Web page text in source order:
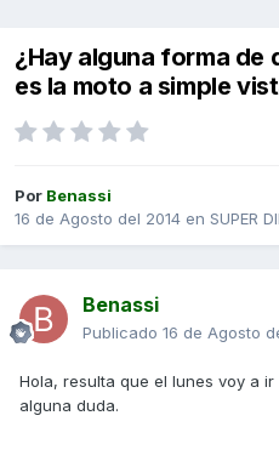
¿Hay alguna forma de
es la moto a simple
Por Benassi
16 de Agosto del 2014 en SUPER
Benassi
Publicado 16 de Agosto
Hola, resulta que el lunes voy a
alguna duda.